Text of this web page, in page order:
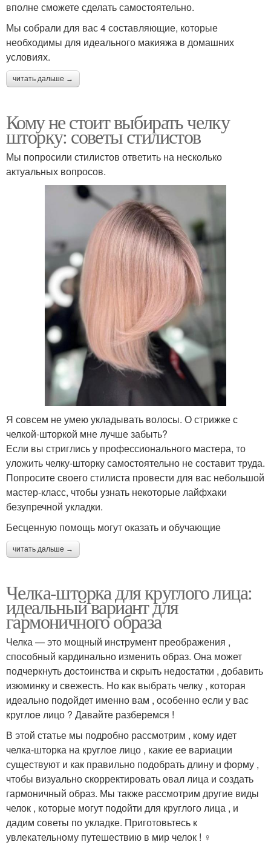
вполне сможете сделать самостоятельно.
Мы собрали для вас 4 составляющие, которые
необходимы для идеального макияжа в домашних
условиях.
читать дальше →
Кому не стоит выбирать челку
шторку: советы стилистов
Мы попросили стилистов ответить на несколько
актуальных вопросов.
Я совсем не умею укладывать волосы. О стрижке с
челкой-шторкой мне лучше забыть?
Если вы стриглись у профессионального мастера, то
уложить челку-шторку самостоятельно не составит труда.
Попросите своего стилиста провести для вас небольшой
мастер-класс, чтобы узнать некоторые лайфхаки
безупречной укладки.
Бесценную помощь могут оказать и обучающие
читать дальше →
Челка-шторка для круглого лица:
идеальный вариант для
гармоничного образа
Челка — это мощный инструмент преображения ,
способный кардинально изменить образ. Она может
подчеркнуть достоинства и скрыть недостатки , добавить
изюминку и свежесть. Но как выбрать челку , которая
идеально подойдет именно вам , особенно если у вас
круглое лицо ? Давайте разберемся !
В этой статье мы подробно рассмотрим , кому идет
челка-шторка на круглое лицо , какие ее вариации
существуют и как правильно подобрать длину и форму ,
чтобы визуально скорректировать овал лица и создать
гармоничный образ. Мы также рассмотрим другие виды
челок , которые могут подойти для круглого лица , и
дадим советы по укладке. Приготовьтесь к
увлекательному путешествию в мир челок ! ‍♀️